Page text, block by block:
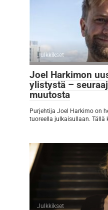
Julkkikset
Joel Harkimon
ylistystä –
muutosta
Purjehtija Joel Harkimo on
tuoreella julkaisullaan. Tällä
Julkkikset